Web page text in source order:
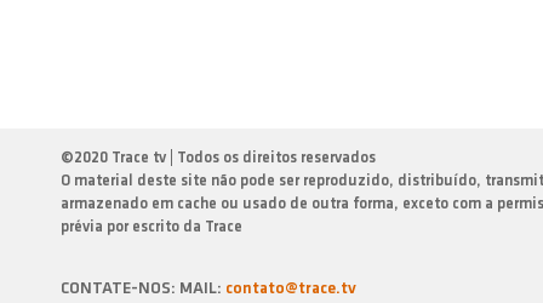
©2020 Trace tv | Todos os direitos reservados
O material deste site não pode ser reproduzido, distribuído,
armazenado em cache ou usado de outra forma, exceto com a
prévia por escrito da Trace
CONTATE-NOS: MAIL: contato@trace.tv